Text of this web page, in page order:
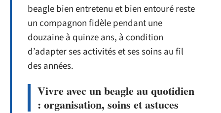
beagle bien entretenu et bien entouré reste
un compagnon fidèle pendant une
douzaine à quinze ans, à condition
d’adapter ses activités et ses soins au fil
des années.
Vivre avec un beagle au quotidien
: organisation, soins et astuces